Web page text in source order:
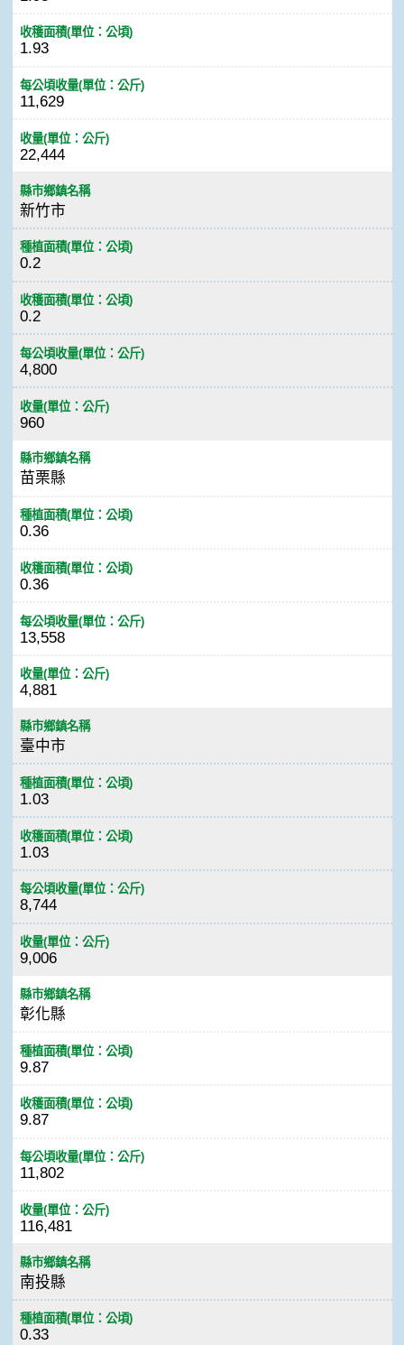
收穫面積(單位：公頃)
1.93
每公頃收量(單位：公斤)
11,629
收量(單位：公斤)
22,444
縣市鄉鎮名稱
新竹市
種植面積(單位：公頃)
0.2
收穫面積(單位：公頃)
0.2
每公頃收量(單位：公斤)
4,800
收量(單位：公斤)
960
縣市鄉鎮名稱
苗栗縣
種植面積(單位：公頃)
0.36
收穫面積(單位：公頃)
0.36
每公頃收量(單位：公斤)
13,558
收量(單位：公斤)
4,881
縣市鄉鎮名稱
臺中市
種植面積(單位：公頃)
1.03
收穫面積(單位：公頃)
1.03
每公頃收量(單位：公斤)
8,744
收量(單位：公斤)
9,006
縣市鄉鎮名稱
彰化縣
種植面積(單位：公頃)
9.87
收穫面積(單位：公頃)
9.87
每公頃收量(單位：公斤)
11,802
收量(單位：公斤)
116,481
縣市鄉鎮名稱
南投縣
種植面積(單位：公頃)
0.33